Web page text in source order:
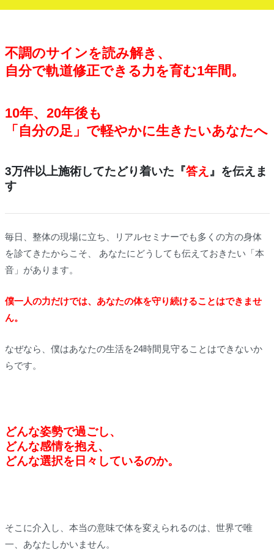
不調のサインを読み解き、
自分で軌道修正できる力を育む1年間。
10年、20年後も
「自分の足」で軽やかに生きたいあなたへ
3万件以上施術してたどり着いた『答え 』を伝えま
す
毎日、整体の現場に立ち、リアルセミナーでも多くの方の身体
を診てきたからこそ、 あなたにどうしても伝えておきたい「本
音」があります。
僕一人の力だけでは、あなたの体を守り続けることはできませ
ん。
なぜなら、僕はあなたの生活を24時間見守ることはできないか
らです。
どんな姿勢で過ごし、
どんな感情を抱え、
どんな選択を日々しているのか。
そこに介入し、本当の意味で体を変えられるのは、世界で唯
一、あなたしかいません。